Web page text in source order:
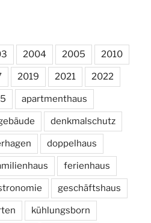
2004 2005 2010
2019 2021 2022
apartmenthaus
denkmalschutz
doppelhaus
ferienhaus
geschäftshaus
kühlungsborn